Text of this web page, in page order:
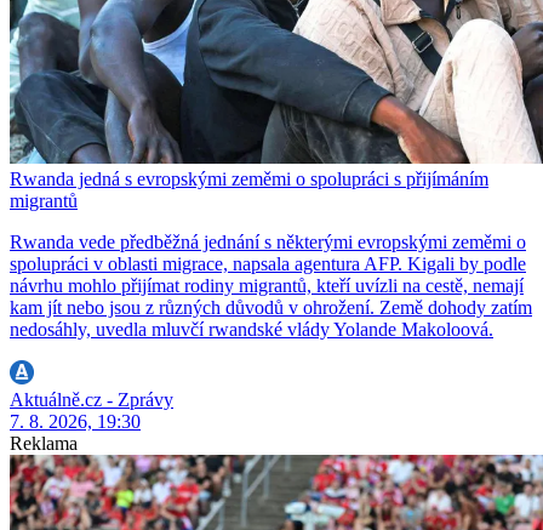
Rwanda jedná s evropskými zeměmi o spolupráci s přijímáním
migrantů
Rwanda vede předběžná jednání s některými evropskými zeměmi o
spolupráci v oblasti migrace, napsala agentura AFP. Kigali by podle
návrhu mohlo přijímat rodiny migrantů, kteří uvízli na cestě, nemají
kam jít nebo jsou z různých důvodů v ohrožení. Země dohody zatím
nedosáhly, uvedla mluvčí rwandské vlády Yolande Makoloová.
Aktuálně.cz - Zprávy
7. 8. 2026, 19:30
Reklama